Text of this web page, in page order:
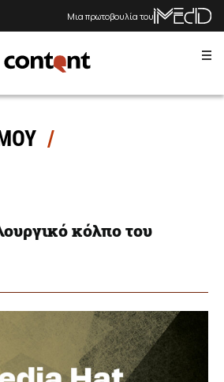
Μια πρωτοβουλία του
κόλπο του